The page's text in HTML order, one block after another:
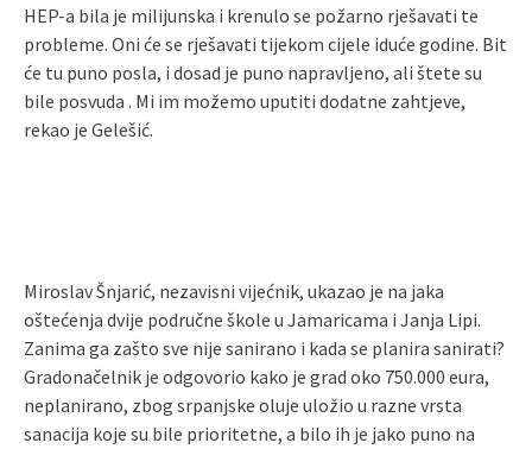
HEP-a bila je milijunska i krenulo se požarno rješavati te
probleme. Oni će se rješavati tijekom cijele iduće godine. Bit
će tu puno posla, i dosad je puno napravljeno, ali štete su
bile posvuda . Mi im možemo uputiti dodatne zahtjeve,
rekao je Gelešić.
Miroslav Šnjarić, nezavisni vijećnik, ukazao je na jaka
oštećenja dvije područne škole u Jamaricama i Janja Lipi.
Zanima ga zašto sve nije sanirano i kada se planira sanirati?
Gradonačelnik je odgovorio kako je grad oko 750.000 eura,
neplanirano, zbog srpanjske oluje uložio u razne vrsta
sanacija koje su bile prioritetne, a bilo ih je jako puno na